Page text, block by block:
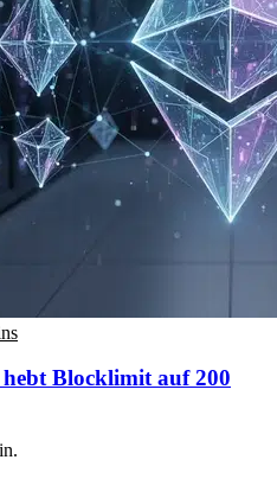
Blocklimit auf 200